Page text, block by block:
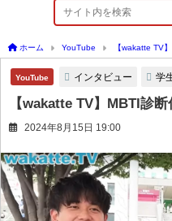
ホーム YouTube 【wakatte TV
YouTube インタビュー 学
【wakatte TV】MBTI診
2024年8月15日 19:00